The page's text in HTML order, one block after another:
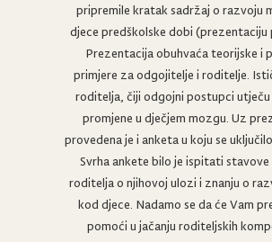
pripremile kratak sadržaj o razvoju
djece predškolske dobi
Prezentacija obuhvaća teorijske i
primjere za odgojitelje i roditelje.
roditelja, čiji odgojni postupci utječu
promjene u dječjem mozgu. Uz
provedena je i anketa u koju se
Svrha ankete bilo je ispitati stavove
roditelja o njihovoj ulozi i znanju o
kod djece. Nadamo se da će Vam
pomoći u jačanju roditeljskih